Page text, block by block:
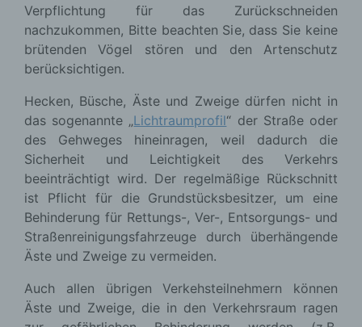
Verpflichtung für das Zurückschneiden
nachzukommen, Bitte beachten Sie, dass Sie keine
brütenden Vögel stören und den Artenschutz
berücksichtigen.
Hecken, Büsche, Äste und Zweige dürfen nicht in
das sogenannte „Lichtraumprofil“ der Straße oder
des Gehweges hineinragen, weil dadurch die
Sicherheit und Leichtigkeit des Verkehrs
beeinträchtigt wird. Der regelmäßige Rückschnitt
ist Pflicht für die Grundstücksbesitzer, um eine
Behinderung für Rettungs-, Ver-, Entsorgungs- und
Straßenreinigungsfahrzeuge durch überhängende
Äste und Zweige zu vermeiden.
Auch allen übrigen Verkehsteilnehmern können
Äste und Zweige, die in den Verkehrsraum ragen